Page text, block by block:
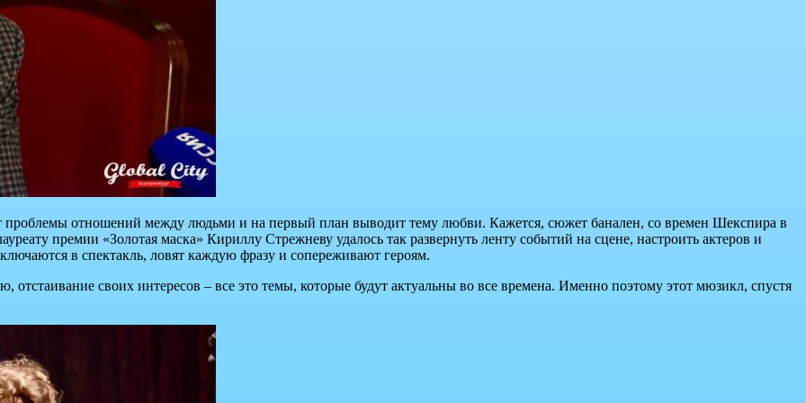
отношений между людьми и на первый план выводит тему любви. Кажется, сюжет банален, со времен Шекспира в
премии «Золотая маска» Кириллу Стрежневу удалось так развернуть ленту событий на сцене, настроить актеров и
в спектакль, ловят каждую фразу и сопереживают героям.
своих интересов – все это темы, которые будут актуальны во все времена. Именно поэтому этот мюзикл, спустя